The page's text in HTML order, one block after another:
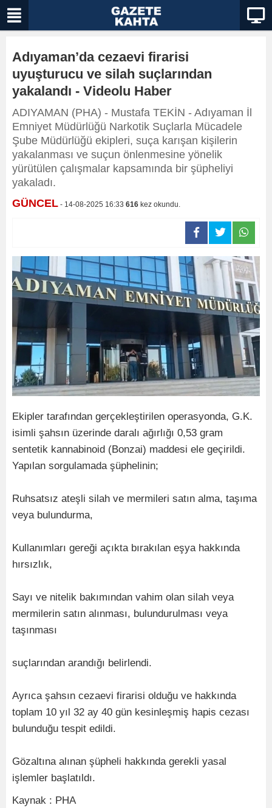
Adıyaman’da cezaevi firarisi
uyuşturucu ve silah suçlarından
yakalandı - Videolu Haber
ADIYAMAN (PHA) - Mustafa TEKİN - Adıyaman İl
Emniyet Müdürlüğü Narkotik Suçlarla Mücadele
Şube Müdürlüğü ekipleri, suça karışan kişilerin
yakalanması ve suçun önlenmesine yönelik
yürütülen çalışmalar kapsamında bir şüpheliyi
yakaladı.
GÜNCEL - 14-08-2025 16:33 616 kez okundu.
Ekipler tarafından gerçekleştirilen operasyonda, G.K.
isimli şahsın üzerinde daralı ağırlığı 0,53 gram
sentetik kannabinoid (Bonzai) maddesi ele geçirildi.
Yapılan sorgulamada şüphelinin;
Ruhsatsız ateşli silah ve mermileri satın alma, taşıma
veya bulundurma,
Kullanımları gereği açıkta bırakılan eşya hakkında
hırsızlık,
Sayı ve nitelik bakımından vahim olan silah veya
mermilerin satın alınması, bulundurulması veya
taşınması
suçlarından arandığı belirlendi.
Ayrıca şahsın cezaevi firarisi olduğu ve hakkında
toplam 10 yıl 32 ay 40 gün kesinleşmiş hapis cezası
bulunduğu tespit edildi.
Gözaltına alınan şüpheli hakkında gerekli yasal
işlemler başlatıldı.
Kaynak : PHA